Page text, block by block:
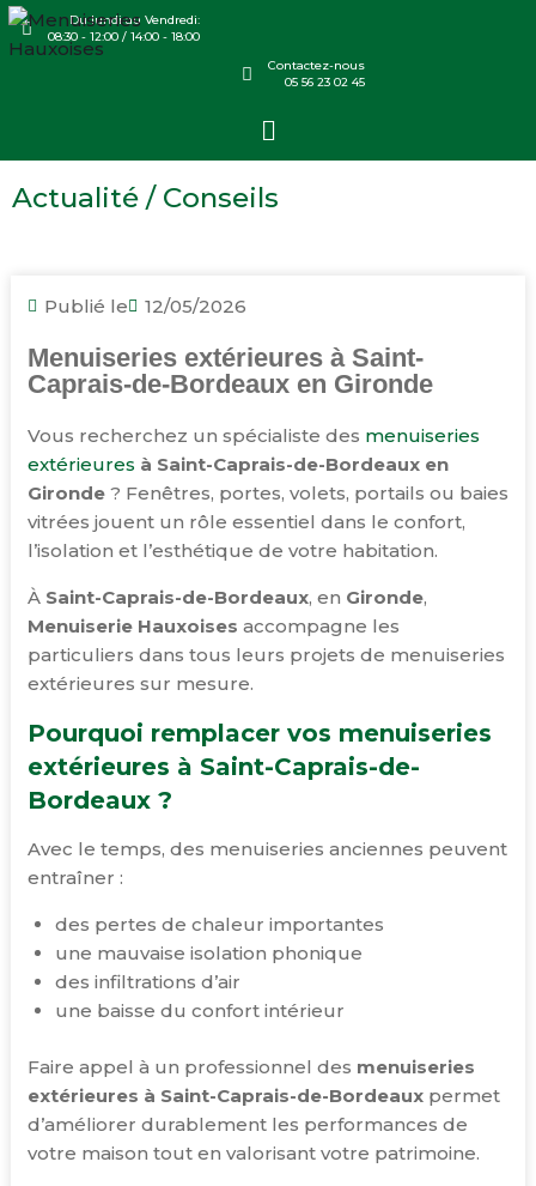
Du lundi au Vendredi:
08:30 - 12:00 / 14:00 - 18:00
Contactez-nous
05 56 23 02 45
Actualité / Conseils
Publié le 12/05/2026
Menuiseries extérieures à Saint-
Caprais-de-Bordeaux en Gironde
Vous recherchez un spécialiste des menuiseries
extérieures à Saint-Caprais-de-Bordeaux en
Gironde ? Fenêtres, portes, volets, portails ou baies
vitrées jouent un rôle essentiel dans le confort,
l’isolation et l’esthétique de votre habitation.
À Saint-Caprais-de-Bordeaux, en Gironde,
Menuiserie Hauxoises accompagne les
particuliers dans tous leurs projets de menuiseries
extérieures sur mesure.
Pourquoi remplacer vos menuiseries
extérieures à Saint-Caprais-de-
Bordeaux ?
Avec le temps, des menuiseries anciennes peuvent
entraîner :
des pertes de chaleur importantes
une mauvaise isolation phonique
des infiltrations d’air
une baisse du confort intérieur
Faire appel à un professionnel des menuiseries
extérieures à Saint-Caprais-de-Bordeaux permet
d’améliorer durablement les performances de
votre maison tout en valorisant votre patrimoine.